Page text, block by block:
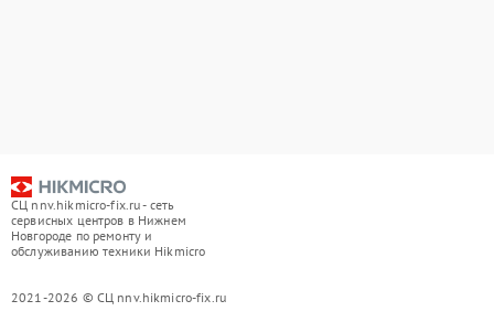
СЦ nnv.hikmicro-fix.ru - сеть
сервисных центров в Нижнем
Новгороде по ремонту и
обслуживанию техники Hikmicro
2021-2026 © СЦ nnv.hikmicro-fix.ru